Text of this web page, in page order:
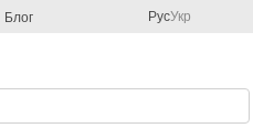
Блог РусУкр